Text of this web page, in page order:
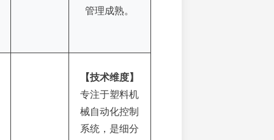
管理成熟。
【技术维度】
专注于塑料机
械自动化控制
系统，是细分